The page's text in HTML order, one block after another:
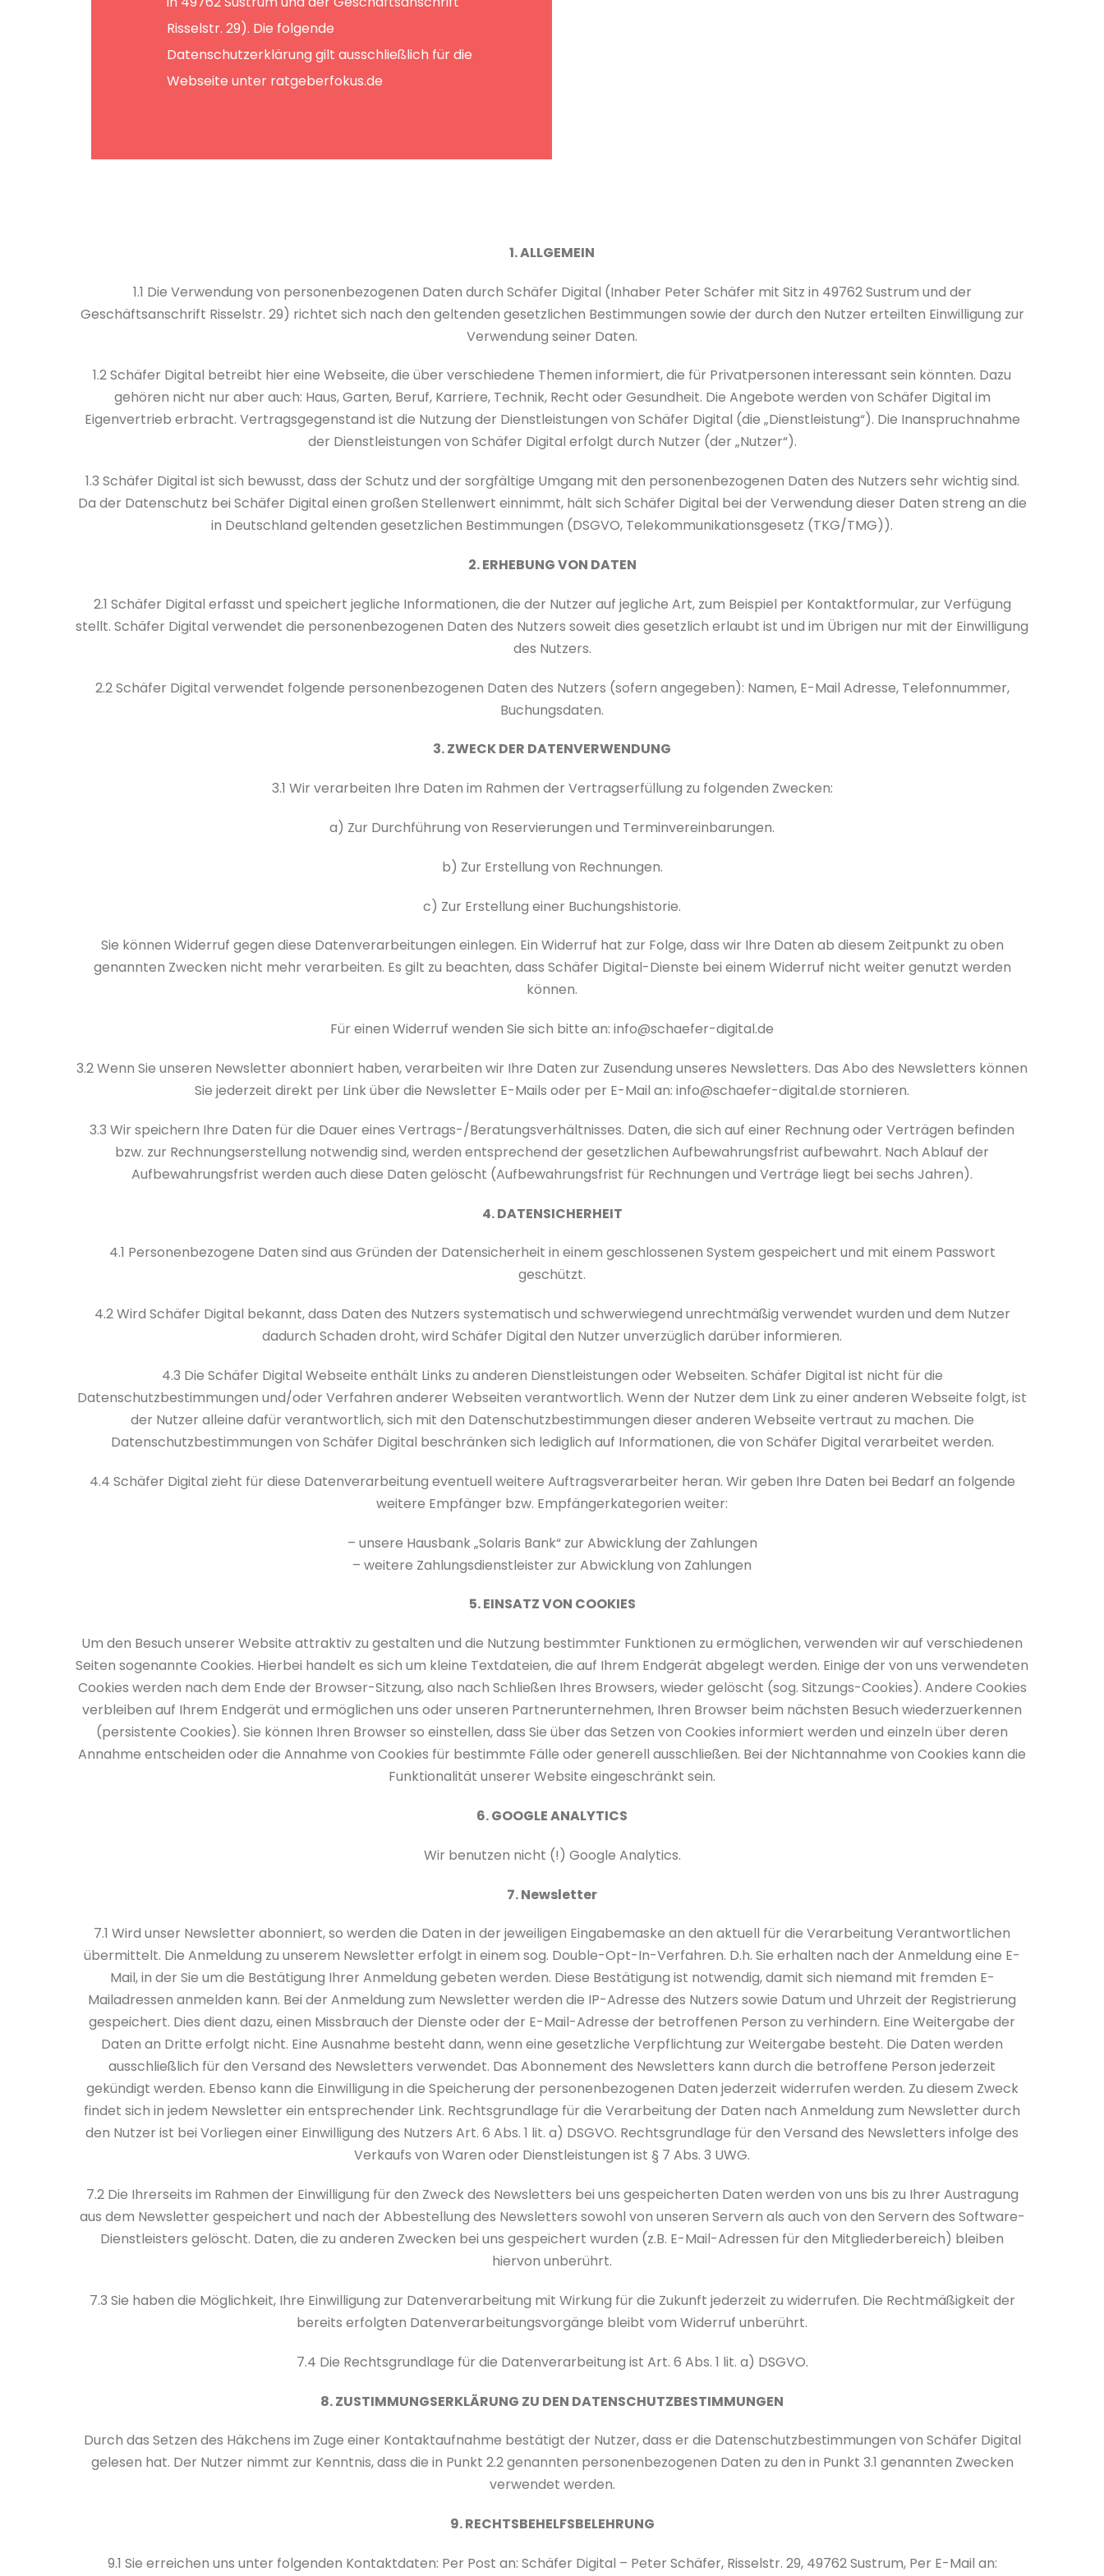
Risselstr. 29). Die folgende
Datenschutzerklärung gilt ausschließlich für die
Webseite unter ratgeberfokus.de
1. ALLGEMEIN
1.1 Die Verwendung von personenbezogenen Daten durch Schäfer Digital (Inhaber Peter Schäfer mit Sitz in 49762 Sustrum und der
Geschäftsanschrift Risselstr. 29) richtet sich nach den geltenden gesetzlichen Bestimmungen sowie der durch den Nutzer erteilten Einwilligung zur
Verwendung seiner Daten.
1.2 Schäfer Digital betreibt hier eine Webseite, die über verschiedene Themen informiert, die für Privatpersonen interessant sein könnten. Dazu
gehören nicht nur aber auch: Haus, Garten, Beruf, Karriere, Technik, Recht oder Gesundheit. Die Angebote werden von Schäfer Digital im
Eigenvertrieb erbracht. Vertragsgegenstand ist die Nutzung der Dienstleistungen von Schäfer Digital (die „Dienstleistung“). Die Inanspruchnahme
der Dienstleistungen von Schäfer Digital erfolgt durch Nutzer (der „Nutzer“).
1.3 Schäfer Digital ist sich bewusst, dass der Schutz und der sorgfältige Umgang mit den personenbezogenen Daten des Nutzers sehr wichtig sind.
Da der Datenschutz bei Schäfer Digital einen großen Stellenwert einnimmt, hält sich Schäfer Digital bei der Verwendung dieser Daten streng an die
in Deutschland geltenden gesetzlichen Bestimmungen (DSGVO, Telekommunikationsgesetz (TKG/TMG)).
2. ERHEBUNG VON DATEN
2.1 Schäfer Digital erfasst und speichert jegliche Informationen, die der Nutzer auf jegliche Art, zum Beispiel per Kontaktformular, zur Verfügung
stellt. Schäfer Digital verwendet die personenbezogenen Daten des Nutzers soweit dies gesetzlich erlaubt ist und im Übrigen nur mit der Einwilligung
des Nutzers.
2.2 Schäfer Digital verwendet folgende personenbezogenen Daten des Nutzers (sofern angegeben): Namen, E-Mail Adresse, Telefonnummer,
Buchungsdaten.
3. ZWECK DER DATENVERWENDUNG
3.1 Wir verarbeiten Ihre Daten im Rahmen der Vertragserfüllung zu folgenden Zwecken:
a) Zur Durchführung von Reservierungen und Terminvereinbarungen.
b) Zur Erstellung von Rechnungen.
c) Zur Erstellung einer Buchungshistorie.
Sie können Widerruf gegen diese Datenverarbeitungen einlegen. Ein Widerruf hat zur Folge, dass wir Ihre Daten ab diesem Zeitpunkt zu oben
genannten Zwecken nicht mehr verarbeiten. Es gilt zu beachten, dass Schäfer Digital-Dienste bei einem Widerruf nicht weiter genutzt werden
können.
Für einen Widerruf wenden Sie sich bitte an: info@schaefer-digital.de
3.2 Wenn Sie unseren Newsletter abonniert haben, verarbeiten wir Ihre Daten zur Zusendung unseres Newsletters. Das Abo des Newsletters können
Sie jederzeit direkt per Link über die Newsletter E-Mails oder per E-Mail an: info@schaefer-digital.de stornieren.
3.3 Wir speichern Ihre Daten für die Dauer eines Vertrags-/Beratungsverhältnisses. Daten, die sich auf einer Rechnung oder Verträgen befinden
bzw. zur Rechnungserstellung notwendig sind, werden entsprechend der gesetzlichen Aufbewahrungsfrist aufbewahrt. Nach Ablauf der
Aufbewahrungsfrist werden auch diese Daten gelöscht (Aufbewahrungsfrist für Rechnungen und Verträge liegt bei sechs Jahren).
4. DATENSICHERHEIT
4.1 Personenbezogene Daten sind aus Gründen der Datensicherheit in einem geschlossenen System gespeichert und mit einem Passwort
geschützt.
4.2 Wird Schäfer Digital bekannt, dass Daten des Nutzers systematisch und schwerwiegend unrechtmäßig verwendet wurden und dem Nutzer
dadurch Schaden droht, wird Schäfer Digital den Nutzer unverzüglich darüber informieren.
4.3 Die Schäfer Digital Webseite enthält Links zu anderen Dienstleistungen oder Webseiten. Schäfer Digital ist nicht für die
Datenschutzbestimmungen und/oder Verfahren anderer Webseiten verantwortlich. Wenn der Nutzer dem Link zu einer anderen Webseite folgt, ist
der Nutzer alleine dafür verantwortlich, sich mit den Datenschutzbestimmungen dieser anderen Webseite vertraut zu machen. Die
Datenschutzbestimmungen von Schäfer Digital beschränken sich lediglich auf Informationen, die von Schäfer Digital verarbeitet werden.
4.4 Schäfer Digital zieht für diese Datenverarbeitung eventuell weitere Auftragsverarbeiter heran. Wir geben Ihre Daten bei Bedarf an folgende
weitere Empfänger bzw. Empfängerkategorien weiter:
– unsere Hausbank „Solaris Bank“ zur Abwicklung der Zahlungen
– weitere Zahlungsdienstleister zur Abwicklung von Zahlungen
5. EINSATZ VON COOKIES
Um den Besuch unserer Website attraktiv zu gestalten und die Nutzung bestimmter Funktionen zu ermöglichen, verwenden wir auf verschiedenen
Seiten sogenannte Cookies. Hierbei handelt es sich um kleine Textdateien, die auf Ihrem Endgerät abgelegt werden. Einige der von uns verwendeten
Cookies werden nach dem Ende der Browser-Sitzung, also nach Schließen Ihres Browsers, wieder gelöscht (sog. Sitzungs-Cookies). Andere Cookies
verbleiben auf Ihrem Endgerät und ermöglichen uns oder unseren Partnerunternehmen, Ihren Browser beim nächsten Besuch wiederzuerkennen
(persistente Cookies). Sie können Ihren Browser so einstellen, dass Sie über das Setzen von Cookies informiert werden und einzeln über deren
Annahme entscheiden oder die Annahme von Cookies für bestimmte Fälle oder generell ausschließen. Bei der Nichtannahme von Cookies kann die
Funktionalität unserer Website eingeschränkt sein.
6. GOOGLE ANALYTICS
Wir benutzen nicht (!) Google Analytics.
7. Newsletter
7.1 Wird unser Newsletter abonniert, so werden die Daten in der jeweiligen Eingabemaske an den aktuell für die Verarbeitung Verantwortlichen
übermittelt. Die Anmeldung zu unserem Newsletter erfolgt in einem sog. Double-Opt-In-Verfahren. D.h. Sie erhalten nach der Anmeldung eine E-
Mail, in der Sie um die Bestätigung Ihrer Anmeldung gebeten werden. Diese Bestätigung ist notwendig, damit sich niemand mit fremden E-
Mailadressen anmelden kann. Bei der Anmeldung zum Newsletter werden die IP-Adresse des Nutzers sowie Datum und Uhrzeit der Registrierung
gespeichert. Dies dient dazu, einen Missbrauch der Dienste oder der E-Mail-Adresse der betroffenen Person zu verhindern. Eine Weitergabe der
Daten an Dritte erfolgt nicht. Eine Ausnahme besteht dann, wenn eine gesetzliche Verpflichtung zur Weitergabe besteht. Die Daten werden
ausschließlich für den Versand des Newsletters verwendet. Das Abonnement des Newsletters kann durch die betroffene Person jederzeit
gekündigt werden. Ebenso kann die Einwilligung in die Speicherung der personenbezogenen Daten jederzeit widerrufen werden. Zu diesem Zweck
findet sich in jedem Newsletter ein entsprechender Link. Rechtsgrundlage für die Verarbeitung der Daten nach Anmeldung zum Newsletter durch
den Nutzer ist bei Vorliegen einer Einwilligung des Nutzers Art. 6 Abs. 1 lit. a) DSGVO. Rechtsgrundlage für den Versand des Newsletters infolge des
Verkaufs von Waren oder Dienstleistungen ist § 7 Abs. 3 UWG.
7.2 Die Ihrerseits im Rahmen der Einwilligung für den Zweck des Newsletters bei uns gespeicherten Daten werden von uns bis zu Ihrer Austragung
aus dem Newsletter gespeichert und nach der Abbestellung des Newsletters sowohl von unseren Servern als auch von den Servern des Software-
Dienstleisters gelöscht. Daten, die zu anderen Zwecken bei uns gespeichert wurden (z.B. E-Mail-Adressen für den Mitgliederbereich) bleiben
hiervon unberührt.
7.3 Sie haben die Möglichkeit, Ihre Einwilligung zur Datenverarbeitung mit Wirkung für die Zukunft jederzeit zu widerrufen. Die Rechtmäßigkeit der
bereits erfolgten Datenverarbeitungsvorgänge bleibt vom Widerruf unberührt.
7.4 Die Rechtsgrundlage für die Datenverarbeitung ist Art. 6 Abs. 1 lit. a) DSGVO.
8. ZUSTIMMUNGSERKLÄRUNG ZU DEN DATENSCHUTZBESTIMMUNGEN
Durch das Setzen des Häkchens im Zuge einer Kontaktaufnahme bestätigt der Nutzer, dass er die Datenschutzbestimmungen von Schäfer Digital
gelesen hat. Der Nutzer nimmt zur Kenntnis, dass die in Punkt 2.2 genannten personenbezogenen Daten zu den in Punkt 3.1 genannten Zwecken
verwendet werden.
9. RECHTSBEHELFSBELEHRUNG
9.1 Sie erreichen uns unter folgenden Kontaktdaten: Per Post an: Schäfer Digital – Peter Schäfer, Risselstr. 29, 49762 Sustrum, Per E-Mail an: